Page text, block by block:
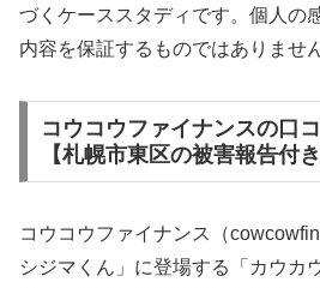
づくケーススタディです。個人の
内容を保証するものではありません
コウコウファイナンスの口
【札幌市東区の被害報告付き
コウコウファイナンス（
シジマくん」に登場する「カウカ